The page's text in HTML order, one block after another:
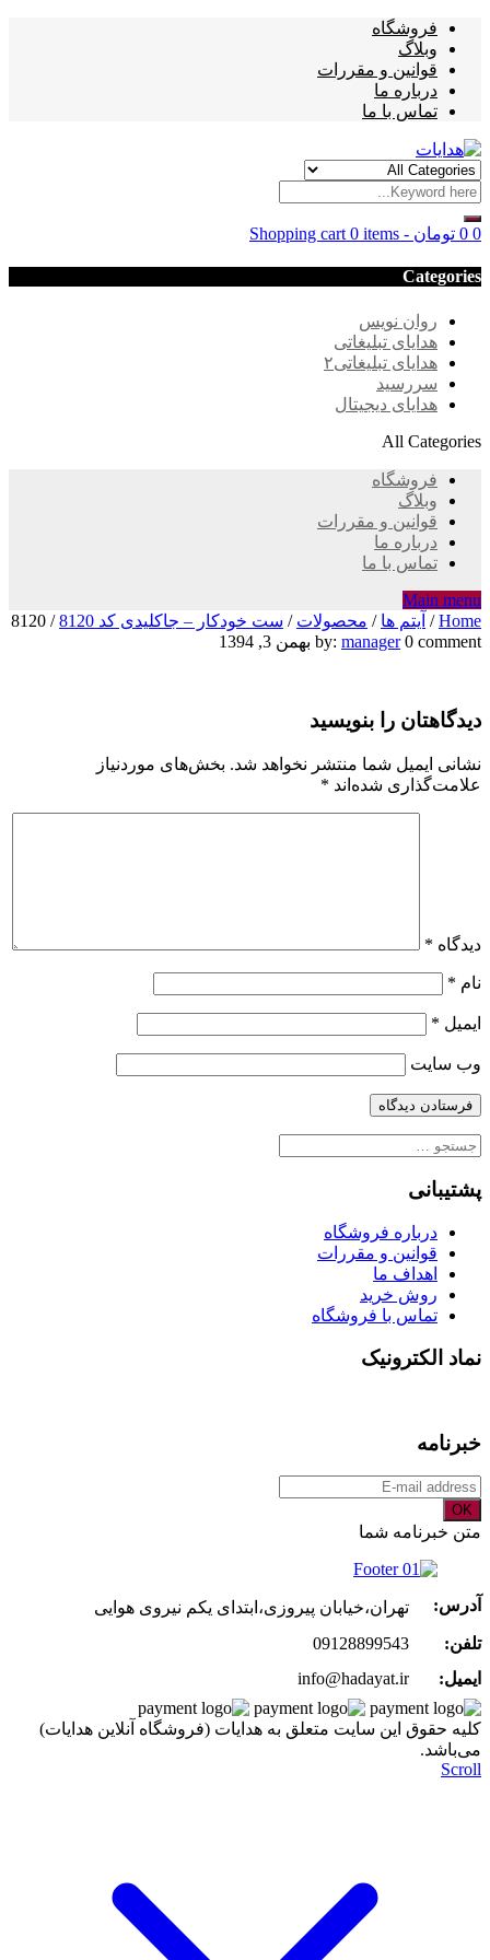
فروشگاه
وبلاگ
قوانین و مقررات
درباره ما
تماس با ما
Shopping cart 0 items - 0 تومان 0
Categories
روان نویس
هدایای تبلیغاتی
هدایای تبلیغاتی۲
سررسید
هدایای دیجیتال
All Categories
فروشگاه
وبلاگ
قوانین و مقررات
درباره ما
تماس با ما
Main menu
Home
/ آیتم ها / محصولات / ست خودکار – جاکلیدی کد 8120 /
8120
8120
by: manager 0 comment بهمن 3, 1394
دیدگاهتان را بنویسید
نشانی ایمیل شما منتشر نخواهد شد. بخش‌های موردنیاز
علامت‌گذاری شده‌اند *
دیدگاه *
نام *
ایمیل *
وب‌ سایت
جستجو
پشتیبانی
درباره فروشگاه
قوانین و مقررات
اهداف ما
روش خرید
تماس با فروشگاه
نماد الکترونیک
خبرنامه
OK
متن خبرنامه شما
آدرس:
تهران،خیابان پیروزی،ابتدای یکم نیروی هوایی
تلفن:
09128899543
ایمیل:
info@hadayat.ir
کليه حقوق اين سايت متعلق به هدایات (فروشگاه آنلاین هدایات)
می‌باشد.
Scroll